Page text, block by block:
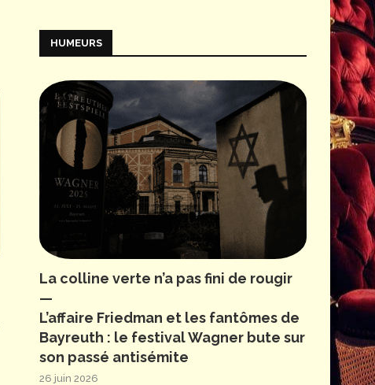
HUMEURS
La colline verte n’a pas fini de rougir
—
L’affaire Friedman et les fantômes de
Bayreuth : le festival Wagner bute sur
son passé antisémite
26 juin 2026